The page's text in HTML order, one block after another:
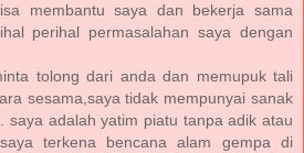
membantu saya dan bekerja sama
perihal permasalahan saya dengan
tolong dari anda dan memupuk tali
sesama,saya tidak mempunyai sanak
saya adalah yatim piatu tanpa adik atau
terkena bencana alam gempa di